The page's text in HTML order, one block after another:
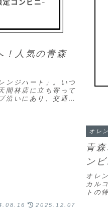
！人気の青森
ンジハート」。いつ
間林店に立ち寄って
沿いにあり、交通量
2025.12.07
オレ
青
ン
オレ
カル
トの
す。